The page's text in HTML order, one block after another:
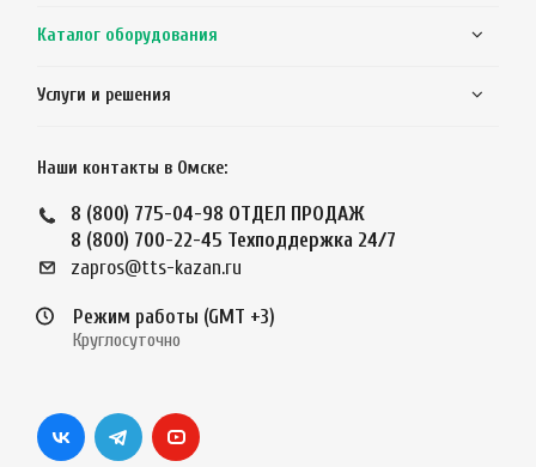
Каталог оборудования
Услуги и решения
Наши контакты в Омске:
8 (800) 775-04-98 ОТДЕЛ ПРОДАЖ
8 (800) 700-22-45 Техподдержка 24/7
zapros@tts-kazan.ru
Режим работы (GMT +3)
Круглосуточно